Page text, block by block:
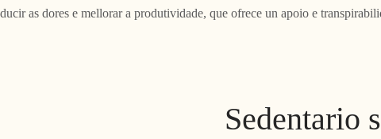
as dores e mellorar a produtividade, que ofrece un apoio e
Sedentario